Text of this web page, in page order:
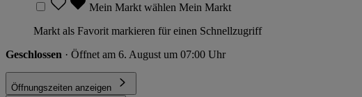
Mein Markt wählen Mein Markt
Markt als Favorit markieren für einen Schnellzugriff
Geschlossen · Öffnet am 6. August um 07:00 Uhr
Öffnungszeiten anzeigen